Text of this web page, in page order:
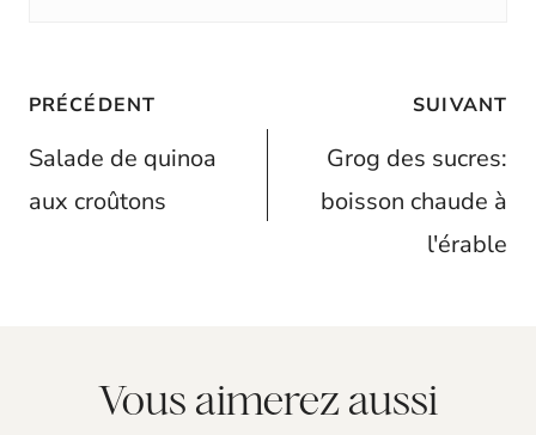
Navigation
de
l’article
PRÉCÉDENT
Salade de quinoa
aux croûtons
SUIVANT
Grog des sucres:
boisson chaude à
l'érable
Vous aimerez aussi